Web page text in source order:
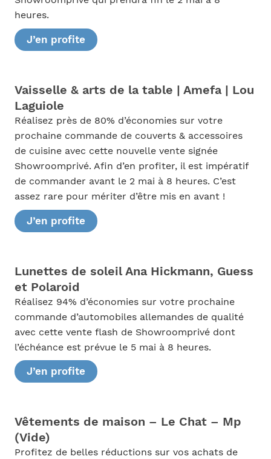
heures.
J’en profite
Vaisselle & arts de la table | Amefa | Lou
Laguiole
Réalisez près de 80% d’économies sur votre
prochaine commande de couverts & accessoires
de cuisine avec cette nouvelle vente signée
Showroomprivé. Afin d’en profiter, il est impératif
de commander avant le 2 mai à 8 heures. C’est
assez rare pour mériter d’être mis en avant !
J’en profite
Lunettes de soleil Ana Hickmann, Guess
et Polaroid
Réalisez 94% d’économies sur votre prochaine
commande d’automobiles allemandes de qualité
avec cette vente flash de Showroomprivé dont
l’échéance est prévue le 5 mai à 8 heures.
J’en profite
Vêtements de maison – Le Chat – Mp
(Vide)
Profitez de belles réductions sur vos achats de